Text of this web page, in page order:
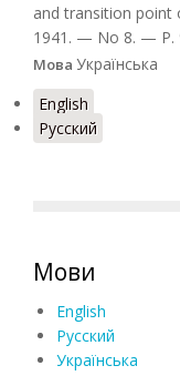
and transition point
1941. — No 8. — P.
Мова Українська
English
Русский
Мови
English
Русский
Українська